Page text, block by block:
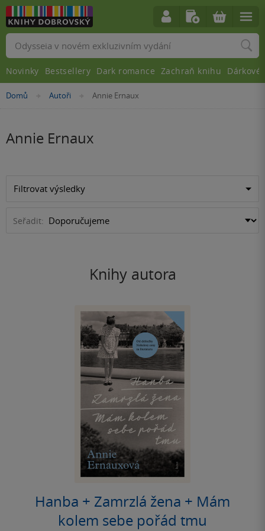
Nacházíte
Domů »Autoři »Annie Ernaux
Annie Ernaux
Filtrovat výsledky
Seřadit:
Knihy autora
Hanba + Zamrzlá žena + Mám
kolem sebe pořád tmu
Vyhledávání
Novinky Bestsellery Dark romance Zachraň knihu Dárkové